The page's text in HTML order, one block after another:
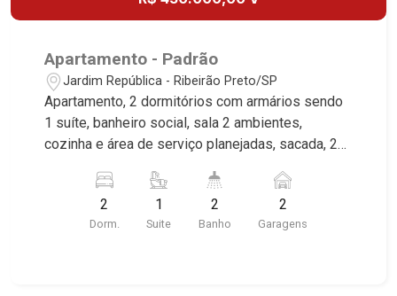
Apartamento - Padrão
Jardim República - Ribeirão Preto/SP
Apartamento, 2 dormitórios com armários sendo
1 suíte, banheiro social, sala 2 ambientes,
cozinha e área de serviço planejadas, sacada, 2
ao Tonin Superatacado. Martinelli Imobiliária,
referência no mercado imobiliário desde 2000.
Especialistas em Venda e Locação! Avenida
2
Dorm.
1
Suite
2
Banho
2
Garagens